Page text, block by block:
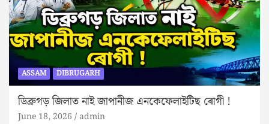
ASSAM DIBRUGARH
ডিব্ৰুগড় জিলাত নাই জাপানীজ এনকেফেলাইটিছ ৰোগী !
June 18, 2026 admin